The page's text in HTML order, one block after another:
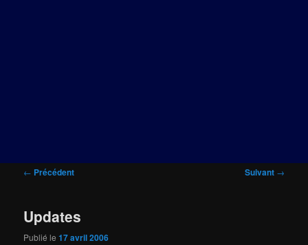
Navigation
← Précédent Suivant →
Updates
Publié le17 avril 2006